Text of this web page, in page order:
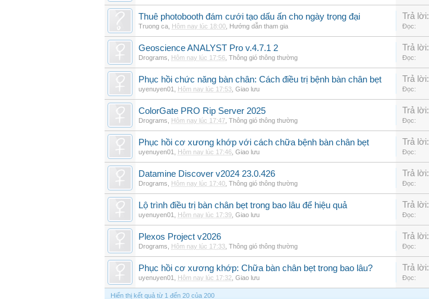
Thuê photobooth đám cưới tạo dấu ấn cho ngày trọng đại
Truong ca Hôm nay lúc 18:00 Hướng dẫn tham gia
Trả lời:
Đọc:
Geoscience ANALYST Pro v.4.7.1 2
Drograms Hôm nay lúc 17:56 Thông gió thông thường
Trả lời:
Đọc:
Phục hồi chức năng bàn chân: Cách điều trị bệnh bàn chân bẹt
uyenuyen01 Hôm nay lúc 17:53 Giao lưu
Trả lời:
Đọc:
ColorGate PRO Rip Server 2025
Drograms Hôm nay lúc 17:47 Thông gió thông thường
Trả lời:
Đọc:
Phục hồi cơ xương khớp với cách chữa bệnh bàn chân bẹt
uyenuyen01 Hôm nay lúc 17:46 Giao lưu
Trả lời:
Đọc:
Datamine Discover v2024 23.0.426
Drograms Hôm nay lúc 17:40 Thông gió thông thường
Trả lời:
Đọc:
Lộ trình điều trị bàn chân bẹt trong bao lâu để hiệu quả
uyenuyen01 Hôm nay lúc 17:39 Giao lưu
Trả lời:
Đọc:
Plexos Project v2026
Drograms Hôm nay lúc 17:33 Thông gió thông thường
Trả lời:
Đọc:
Phục hồi cơ xương khớp: Chữa bàn chân bẹt trong bao lâu?
uyenuyen01 Hôm nay lúc 17:32 Giao lưu
Trả lời:
Đọc:
Hiển thị kết quả từ 1 đến 20 của 200